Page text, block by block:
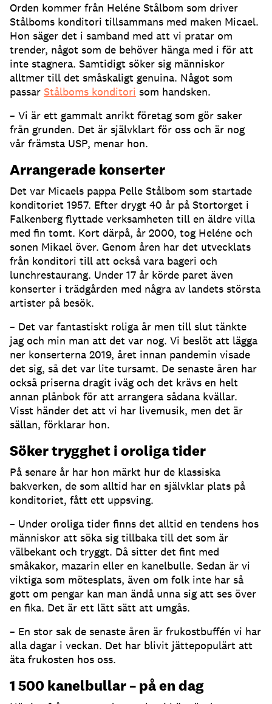
Orden kommer från Heléne Stålbom som driver
Stålboms konditori tillsammans med maken Micael.
Hon säger det i samband med att vi pratar om
trender, något som de behöver hänga med i för att
inte stagnera. Samtidigt söker sig människor
alltmer till det småskaligt genuina. Något som
passar Stålboms konditori som handsken.
– Vi är ett gammalt anrikt företag som gör saker
från grunden. Det är självklart för oss och är nog
vår främsta USP, menar hon.
Arrangerade konserter
Det var Micaels pappa Pelle Stålbom som startade
konditoriet 1957. Efter drygt 40 år på Stortorget i
Falkenberg flyttade verksamheten till en äldre villa
med fin tomt. Kort därpå, år 2000, tog Heléne och
sonen Mikael över. Genom åren har det utvecklats
från konditori till att också vara bageri och
lunchrestaurang. Under 17 år körde paret även
konserter i trädgården med några av landets största
artister på besök.
– Det var fantastiskt roliga år men till slut tänkte
jag och min man att det var nog. Vi beslöt att lägga
ner konserterna 2019, året innan pandemin visade
det sig, så det var lite tursamt. De senaste åren har
också priserna dragit iväg och det krävs en helt
annan plånbok för att arrangera sådana kvällar.
Visst händer det att vi har livemusik, men det är
sällan, förklarar hon.
Söker trygghet i oroliga tider
På senare år har hon märkt hur de klassiska
bakverken, de som alltid har en självklar plats på
konditoriet, fått ett uppsving.
– Under oroliga tider finns det alltid en tendens hos
människor att söka sig tillbaka till det som är
välbekant och tryggt. Då sitter det fint med
småkakor, mazarin eller en kanelbulle. Sedan är vi
viktiga som mötesplats, även om folk inte har så
gott om pengar kan man ändå unna sig att ses över
en fika. Det är ett lätt sätt att umgås.
– En stor sak de senaste åren är frukostbuffén vi har
alla dagar i veckan. Det har blivit jättepopulärt att
äta frukosten hos oss.
1 500 kanelbullar – på en dag